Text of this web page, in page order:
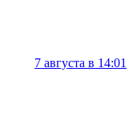
7 августа в 14:01